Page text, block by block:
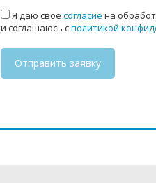
Я даю свое согласие на
и соглашаюсь сполитикой